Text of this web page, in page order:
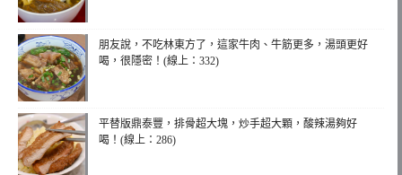
朋友說，不吃林東方了，這家牛肉、牛筋更多，湯頭更好
喝，很隱密！(線上：332)
平替版鼎泰豐，排骨超大塊，炒手超大顆，酸辣湯夠好
喝！(線上：286)